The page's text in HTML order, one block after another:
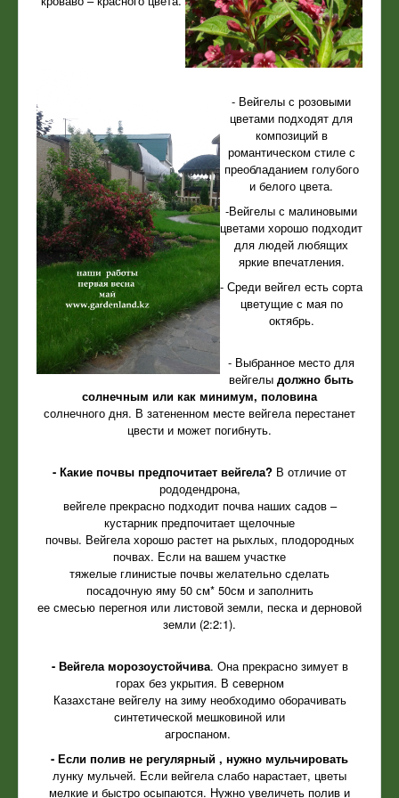
- Вейгелы с розовыми
цветами подходят для
композиций в
романтическом стиле с
преобладанием голубого
и белого цвета.
-Вейгелы с малиновыми
цветами хорошо подходит
для людей любящих
яркие впечатления.
- Среди вейгел есть сорта
цветущие с мая по
октябрь.
- Выбранное место для
вейгелы должно быть
солнечным или как минимум, половина
солнечного дня. В затененном месте вейгела перестанет
цвести и может погибнуть.
- Какие почвы предпочитает вейгела? В отличие от
рододендрона,
вейгеле прекрасно подходит почва наших садов –
кустарник предпочитает щелочные
почвы. Вейгела хорошо растет на рыхлых, плодородных
почвах. Если на вашем участке
тяжелые глинистые почвы желательно сделать
посадочную яму 50 см* 50см и заполнить
ее смесью перегноя или листовой земли, песка и дерновой
земли (2:2:1).
- Вейгела морозоустойчива. Она прекрасно зимует в
горах без укрытия. В северном
Казахстане вейгелу на зиму необходимо оборачивать
синтетической мешковиной или
агроспаном.
- Если полив не регулярный , нужно мульчировать
лунку мульчей. Если вейгела слабо нарастает, цветы
мелкие и быстро осыпаются. Нужно увеличеть полив и